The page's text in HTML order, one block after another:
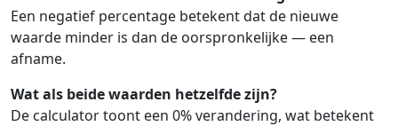
Een negatief percentage betekent dat de nieuwe
waarde minder is dan de oorspronkelijke — een
afname.
Wat als beide waarden hetzelfde zijn?
De calculator toont een 0% verandering, wat betekent